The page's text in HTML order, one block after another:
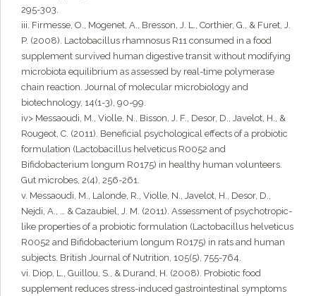
295-303.
iii. Firmesse, O., Mogenet, A., Bresson, J. L., Corthier, G., & Furet, J.
P. (2008). Lactobacillus rhamnosus R11 consumed in a food
supplement survived human digestive transit without modifying
microbiota equilibrium as assessed by real-time polymerase
chain reaction. Journal of molecular microbiology and
biotechnology, 14(1-3), 90-99.
iv> Messaoudi, M., Violle, N., Bisson, J. F., Desor, D., Javelot, H., &
Rougeot, C. (2011). Beneficial psychological effects of a probiotic
formulation (Lactobacillus helveticus R0052 and
Bifidobacterium longum R0175) in healthy human volunteers.
Gut microbes, 2(4), 256-261.
v. Messaoudi, M., Lalonde, R., Violle, N., Javelot, H., Desor, D.,
Nejdi, A., … & Cazaubiel, J. M. (2011). Assessment of psychotropic-
like properties of a probiotic formulation (Lactobacillus helveticus
R0052 and Bifidobacterium longum R0175) in rats and human
subjects. British Journal of Nutrition, 105(5), 755-764.
vi. Diop, L., Guillou, S., & Durand, H. (2008). Probiotic food
supplement reduces stress-induced gastrointestinal symptoms